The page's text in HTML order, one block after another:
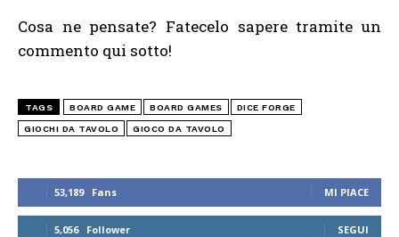
53,189 Fans MI PIACE
5,056 Follower SEGUI
Cosa ne pensate? Fatecelo sapere tramite un
commento qui sotto!
TAGS BOARD GAME BOARD GAMES DICE FORGE
GIOCHI DA TAVOLO GIOCO DA TAVOLO